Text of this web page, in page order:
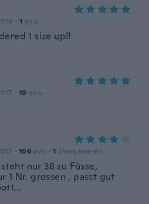
· 1 avis
1 size up!!
· 10 avis
· 106 avis · 1 chargements
nur 38 zu Füsse,
1 Nr. grossen , passt gut